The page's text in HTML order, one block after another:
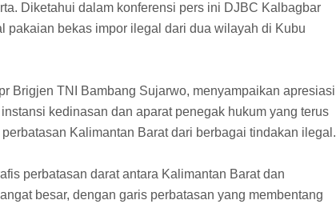
Diketahui dalam konferensi pers ini DJBC Kalbagbar
pakaian bekas impor ilegal dari dua wilayah di Kubu
Brigjen TNI Bambang Sujarwo, menyampaikan apresiasi
kedinasan dan aparat penegak hukum yang terus
Kalimantan Barat dari berbagai tindakan ilegal.
perbatasan darat antara Kalimantan Barat dan
besar, dengan garis perbatasan yang membentang